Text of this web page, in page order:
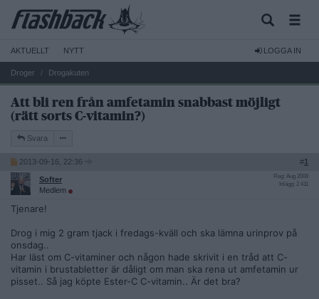
AKTUELLT NYTT LOGGA IN
Droger Drogakuten
Att bli ren från amfetamin snabbast möjligt
(rätt sorts C-vitamin?)
Svara
2013-09-16, 22:36 #1
Softer
Medlem
Reg: Aug 2008
Inlägg: 2 411
Tjenare!
Drog i mig 2 gram tjack i fredags-kväll och ska lämna urinprov på
onsdag..
Har läst om C-vitaminer och någon hade skrivit i en tråd att C-
vitamin i brustabletter är dåligt om man ska rena ut amfetamin ur
pisset.. Så jag köpte Ester-C C-vitamin.. Är det bra?